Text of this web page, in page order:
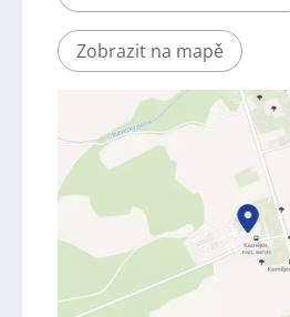
Zobrazit na mapě